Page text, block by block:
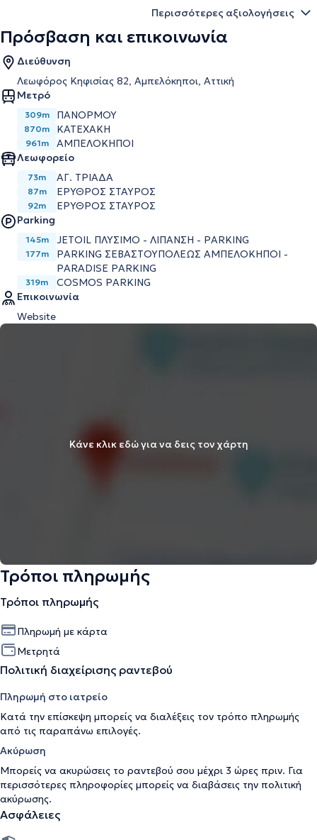
Περισσότερες αξιολογήσεις
Πρόσβαση και επικοινωνία
Διεύθυνση
Λεωφόρος Κηφισίας 82, Αμπελόκηποι, Αττική
Μετρό
309m ΠΑΝΟΡΜΟΥ
870m ΚΑΤΕΧΑΚΗ
961m
ΑΜΠΕΛΟΚΗΠΟΙ
Λεωφορείο
73m ΑΓ. ΤΡΙΑΔΑ
87m ΕΡΥΘΡΟΣ ΣΤΑΥΡΟΣ
92m
ΕΡΥΘΡΟΣ ΣΤΑΥΡΟΣ
Parking
145m JETOIL ΠΛΥΣΙΜΟ - ΛΙΠΑΝΣΗ - PARKING
177m
PARKING ΣΕΒΑΣΤΟΥΠΟΛΕΩΣ ΑΜΠΕΛΟΚΗΠΟΙ -
PARADISE PARKING
319m
COSMOS PARKING
Επικοινωνία
Website
Κάνε κλικ εδώ για να δεις τον χάρτη
Τρόποι πληρωμής
Τρόποι πληρωμής
Πληρωμή με κάρτα
Μετρητά
Πολιτική διαχείρισης ραντεβού
Πληρωμή στο ιατρείο
Κατά την επίσκεψη μπορείς να διαλέξεις τον τρόπο πληρωμής
από τις παραπάνω επιλογές.
Ακύρωση
Μπορείς να ακυρώσεις το ραντεβού σου μέχρι 3 ώρες πριν. Για
περισσότερες πληροφορίες μπορείς να διαβάσεις την πολιτική
ακύρωσης.
Ασφάλειες